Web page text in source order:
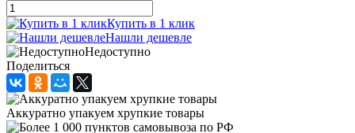
Купить в 1 клик
Нашли дешевле
Недоступно
Поделиться
Аккуратно упакуем хрупкие товары